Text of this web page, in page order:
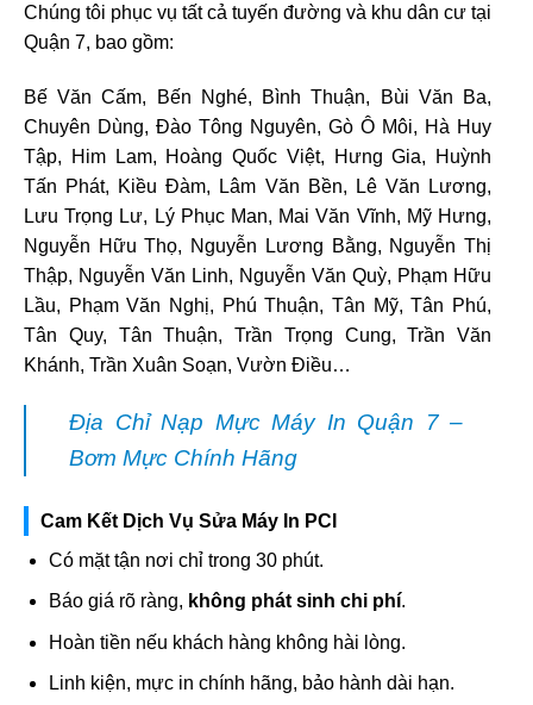
Chúng tôi phục vụ tất cả tuyến đường và khu dân cư tại
Quận 7, bao gồm:
Bế Văn Cấm, Bến Nghé, Bình Thuận, Bùi Văn Ba,
Chuyên Dùng, Đào Tông Nguyên, Gò Ô Môi, Hà Huy
Tập, Him Lam, Hoàng Quốc Việt, Hưng Gia, Huỳnh
Tấn Phát, Kiều Đàm, Lâm Văn Bền, Lê Văn Lương,
Lưu Trọng Lư, Lý Phục Man, Mai Văn Vĩnh, Mỹ Hưng,
Nguyễn Hữu Thọ, Nguyễn Lương Bằng, Nguyễn Thị
Thập, Nguyễn Văn Linh, Nguyễn Văn Quỳ, Phạm Hữu
Lầu, Phạm Văn Nghị, Phú Thuận, Tân Mỹ, Tân Phú,
Tân Quy, Tân Thuận, Trần Trọng Cung, Trần Văn
Khánh, Trần Xuân Soạn, Vườn Điều…
Địa Chỉ Nạp Mực Máy In Quận 7 –
Bơm Mực Chính Hãng
Cam Kết Dịch Vụ Sửa Máy In PCI
Có mặt tận nơi chỉ trong 30 phút.
Báo giá rõ ràng, không phát sinh chi phí.
Hoàn tiền nếu khách hàng không hài lòng.
Linh kiện, mực in chính hãng, bảo hành dài hạn.